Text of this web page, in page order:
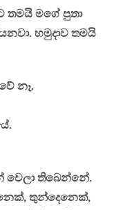
තමයි මගේ පුතා
හමුදාව තමයි
නෑ.
වෙලා තිබෙන්නේ.
තුන්දෙනෙක්,